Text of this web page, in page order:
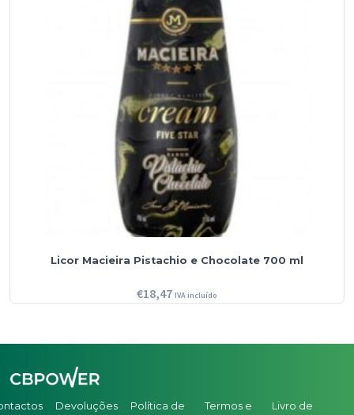
Licor Macieira Pistachio e Chocolate 700 ml
€18,47 IVA incluído
Devoluções Política de Termos e Livro de